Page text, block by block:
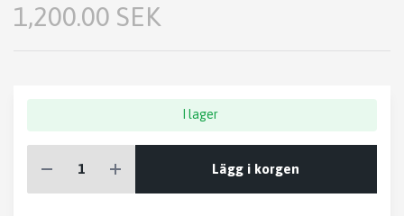
1,200.00 SEK
I lager
Lägg i korgen